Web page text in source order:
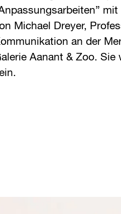
Michael Dreyer,
an der
Aanant & Zoo.